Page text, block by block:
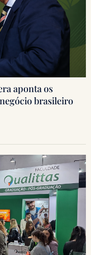
aponta os
brasileiro